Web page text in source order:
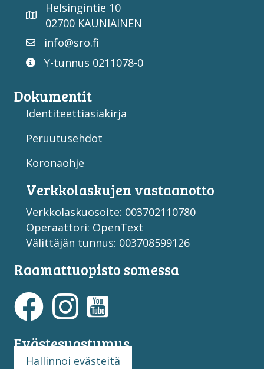
Helsingintie 10
02700 KAUNIAINEN
info@sro.fi
Y-tunnus 0211078-0
Dokumentit
Identiteettiasiakirja
Peruutusehdot
Koronaohje
Verkko­laskujen vastaan­otto
Verkkolaskuosoite: 003702110780
Operaattori: OpenText
Välittäjän tunnus: 003708599126
Raamattuopisto somessa
Evästesuostumus
Hallinnoi evästeitä